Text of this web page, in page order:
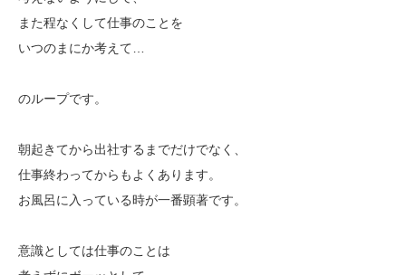
また程なくして仕事のことを
いつのまにか考えて…
のループです。
朝起きてから出社するまでだけでなく、
仕事終わってからもよくあります。
お風呂に入っている時が一番顕著です。
意識としては仕事のことは